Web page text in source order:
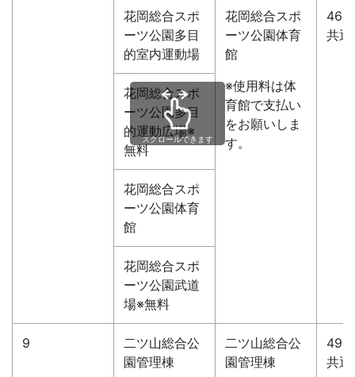
花岡総合スポ
ーツ公園多目
的室内運動場
花岡総合スポ
ーツ公園体育
館
※使用料は体
育館で支払い
をお願いしま
す。
46-
共通
花岡総合スポ
ーツ公園多目
的運動広場※
無料
花岡総合スポ
ーツ公園体育
館
花岡総合スポ
ーツ公園武道
場※無料
9
二ツ山総合公
園管理棟
二ツ山総合公
園管理棟
49-
共通
スクロールできます